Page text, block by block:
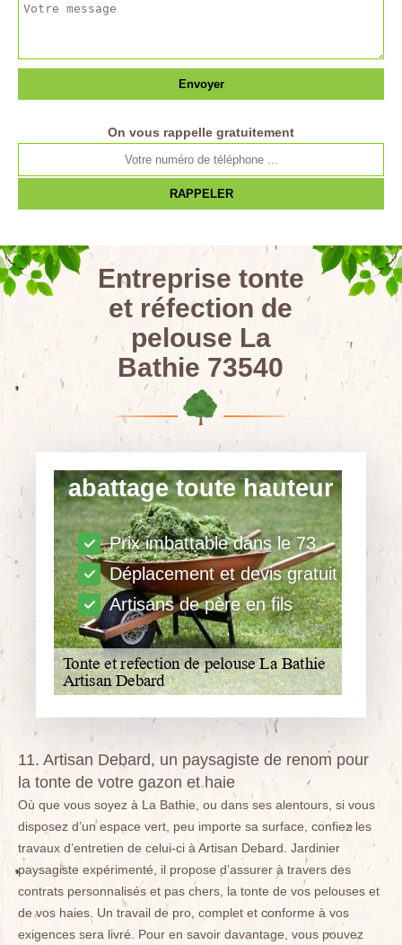
abattage toute hauteur
Prix imbattable dans le 73
Déplacement et devis gratuit
Artisans de père en fils
On vous rappelle gratuitement
Entreprise tonte
et réfection de
pelouse La
Bathie 73540
11. Artisan Debard, un paysagiste de renom pour
la tonte de votre gazon et haie
Où que vous soyez à La Bathie, ou dans ses alentours, si vous
disposez d’un espace vert, peu importe sa surface, confiez les
travaux d’entretien de celui-ci à Artisan Debard. Jardinier
paysagiste expérimenté, il propose d’assurer à travers des
contrats personnalisés et pas chers, la tonte de vos pelouses et
de vos haies. Un travail de pro, complet et conforme à vos
exigences sera livré. Pour en savoir davantage, vous pouvez